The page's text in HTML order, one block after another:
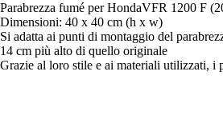
Parabrezza fumé per HondaVFR 1200 F
Dimensioni: 40 x 40 cm (h x w)
Si adatta ai punti di montaggio del
14 cm più alto di quello originale
Grazie al loro stile e ai materiali utilizzati, i